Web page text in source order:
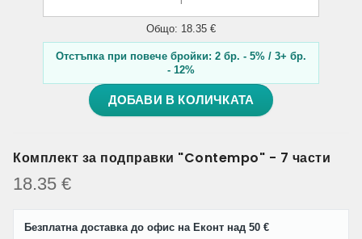
Общо: 18.35 €
Отстъпка при повече бройки: 2 бр. - 5% / 3+ бр.
- 12%
ДОБАВИ В КОЛИЧКАТА
Комплект за подправки "Contempo" - 7 части
18.35 €
Безплатна доставка до офис на Еконт над 50 €